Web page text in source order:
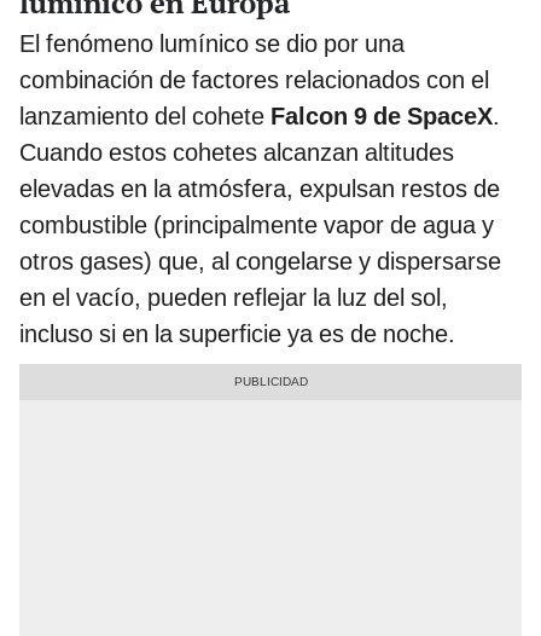
El fenómeno lumínico se dio por una
combinación de factores relacionados con el
lanzamiento del cohete Falcon 9 de SpaceX.
Cuando estos cohetes alcanzan altitudes
elevadas en la atmósfera, expulsan restos de
combustible (principalmente vapor de agua y
otros gases) que, al congelarse y dispersarse
en el vacío, pueden reflejar la luz del sol,
incluso si en la superficie ya es de noche.